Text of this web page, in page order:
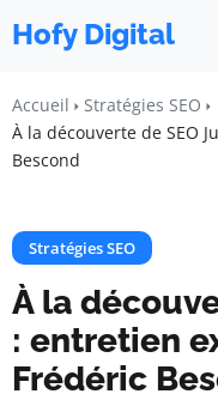
Hofy Digital
Accueil
Stratégies SEO
À la découverte de SEO
Bescond
Stratégies SEO
À la
: entretien
Frédéric